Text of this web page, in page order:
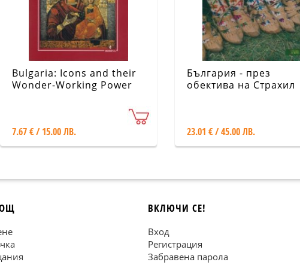
Bulgaria: Icons and their
Wonder-Working Power
7.67 € / 15.00 ЛВ.
България - през
обектива на Страхил
23.01 € / 45.00 ЛВ.
ВКЛЮЧИ СЕ!
Вход
Регистрация
Забравена парола